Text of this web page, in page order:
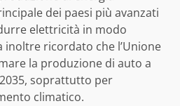
dei paesi più avanzati
elettricità in modo
inoltre ricordato che l’Unione
la produzione di auto a
soprattutto per
climatico.